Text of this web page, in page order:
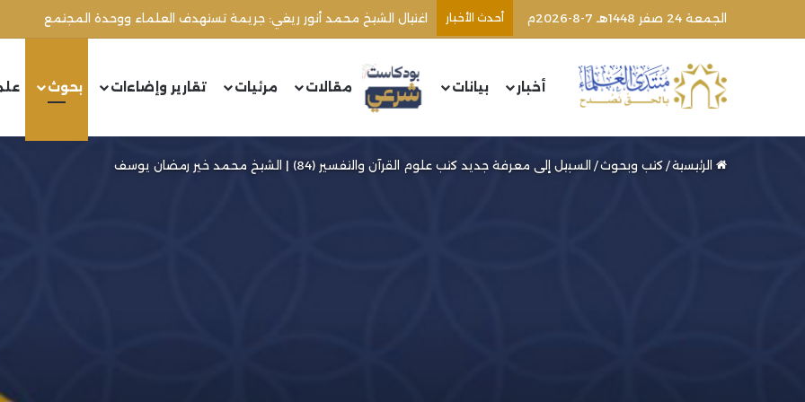
الجمعة 24 صفر 1448هـ 7-8-2026م أحدث الأخبار
أخبار بيانات مقالات مرئيات تقارير وإضاءات بحوث
الرئيسية/ كتب وبحوث/ السبيل إلى معرفة جديد كتب علوم القرآن والتفسير (84) | الشيخ محمد خير رمضان يوسف